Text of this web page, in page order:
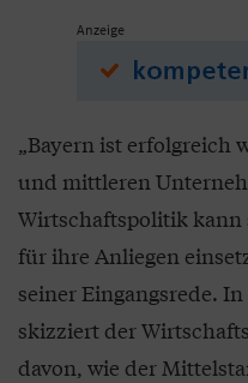
Anzeige
„Bayern ist erfolgreich
und mittleren
Wirtschaftspolitik
für ihre Anliegen
seiner Eingangsrede.
skizziert der
davon, wie der